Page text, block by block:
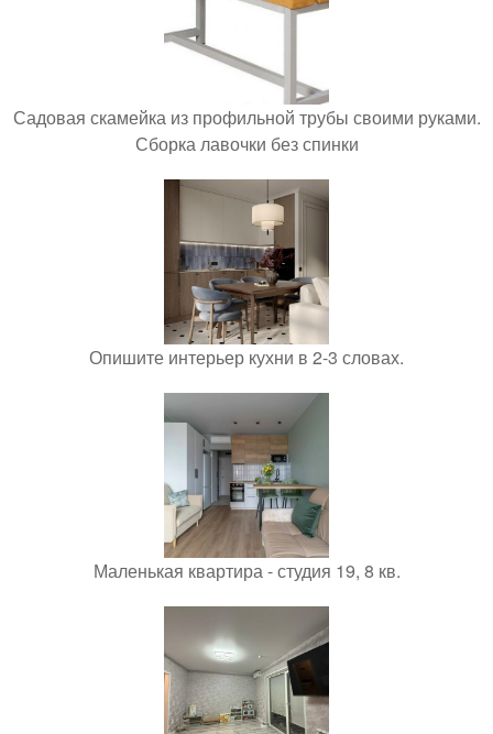
Садовая скамейка из профильной трубы своими руками.
Сборка лавочки без спинки
Опишите интерьер кухни в 2-3 словах.
Маленькая квартира - студия 19, 8 кв.